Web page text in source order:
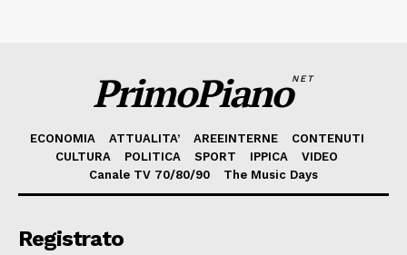
PrimoPianoNET
ECONOMIA ATTUALITA’ AREEINTERNE
CONTENUTI
CULTURA
POLITICA SPORT IPPICA
VIDEO
Canale TV 70/80/90
The Music Days
Registrato